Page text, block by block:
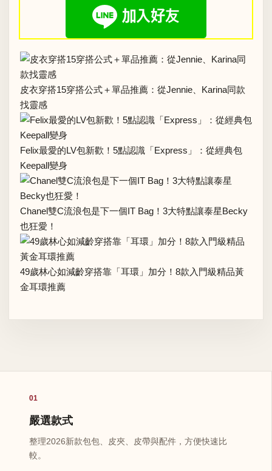
皮衣穿搭15穿搭公式＋單品推薦：從Jennie、Karina同款
找靈感
Felix最愛的LV包新歡！5點認識「Express」：從經典包
Keepall變身
Chanel雙C流浪包是下一個IT Bag！3大特點讓泰星Becky
也狂愛！
49歲林心如減齡穿搭靠「耳環」加分！8款入門級精品黃
金耳環推薦
01
嚴選款式
整理2026新款包包、皮夾、皮帶與配件，方便快速比
較。